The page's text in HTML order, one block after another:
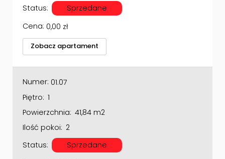
Status:
Sprzedane
Cena: 0,00 zł
Zobacz apartament
Numer: 01.07
Piętro: 1
Powierzchnia: 41,84 m2
Ilość pokoi: 2
Status:
Sprzedane